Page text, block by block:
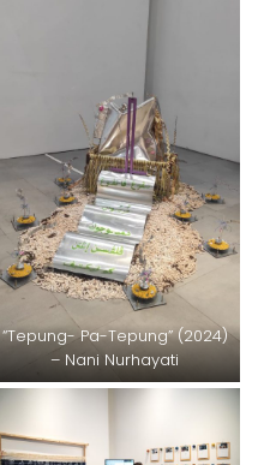
“Tepung- Pa-Tepung” (2024)
– Nani Nurhayati